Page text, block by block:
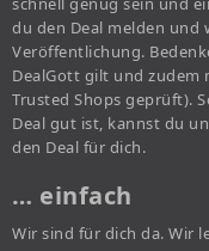
du den Deal melden
Veröffentlichung.
DealGott gilt und zudem
Trusted Shops geprüft).
Deal gut ist, kannst du
den Deal für dich.
… einfach
Wir sind für dich da. Wir